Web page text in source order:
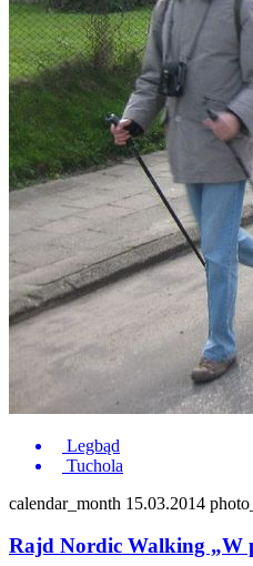
Legbąd
Tuchola
calendar_month 15.03.2014
Rajd Nordic Walking „W